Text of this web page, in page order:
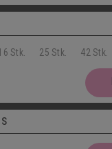
FASTENWAIE
Stk. 25 Stk. 42 Stk.